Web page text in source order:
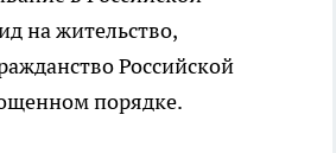
на жительство,
Российской
порядке.